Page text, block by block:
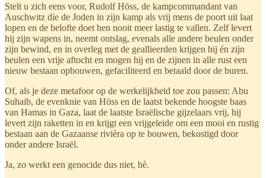
Stelt u zich eens voor, Rudolf Höss, de kampcommandant van
Auschwitz die de Joden in zijn kamp als vrij mens de poort uit laat
lopen en de belofte doet hen nooit meer lastig te vallen. Zelf levert
hij zijn wapens in, neemt ontslag, evenals alle andere beulen onder
zijn bewind, en in overleg met de geallieerden krijgen hij én zijn
beulen een vrije aftocht en mogen hij en de zijnen in alle rust een
nieuw bestaan opbouwen, gefaciliteerd en betaald door de buren.
Of, als je deze metafoor op de werkelijkheid toe zou passen: Abu
Suhaib, de evenknie van Höss en de laatst bekende hoogste baas
van Hamas in Gaza, laat de laatste Israëlische gijzelaars vrij, hij
levert zijn raketten in en krijgt een vrijgeleide om een mooi en rustig
bestaan aan de Gazaanse rivièra op te bouwen, bekostigd door
onder andere Israël.
Ja, zo werkt een genocide dus niet, hè.